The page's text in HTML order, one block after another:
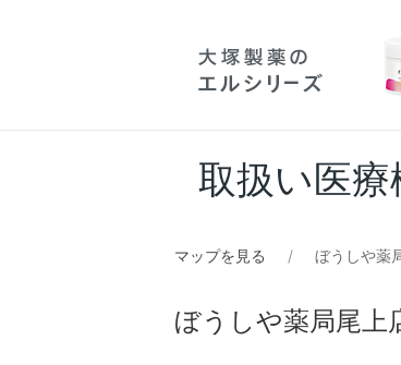
取扱い医
マップを見る ぼうしや薬
ぼうしや薬局尾上